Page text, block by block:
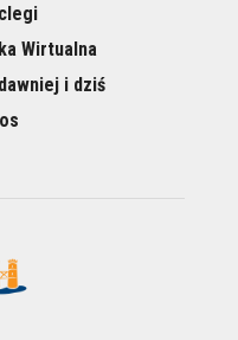
Wirtualna
i dziś